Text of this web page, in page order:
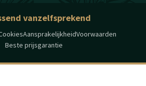
vanzelfsprekend
AansprakelijkheidVoorwaarden
Beste prijsgarantie